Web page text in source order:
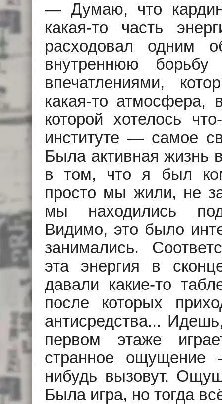
— Думаю, что
какая-то часть
расходовал одним
внутреннюю
впечатлениями,
какая-то атмосфера,
которой хотелось
институте — самое
Была активная
в том, что я был
просто мы жили, не
мы находились
Видимо, это было
занимались.
эта энергия в
давали какие-то
после которых
антисредства...
первом этаже
странное ощущение
нибудь вызовут.
Была игра, но тогда